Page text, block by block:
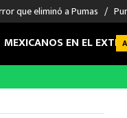
que eliminó a Pumas
MEXICANOS EN EL